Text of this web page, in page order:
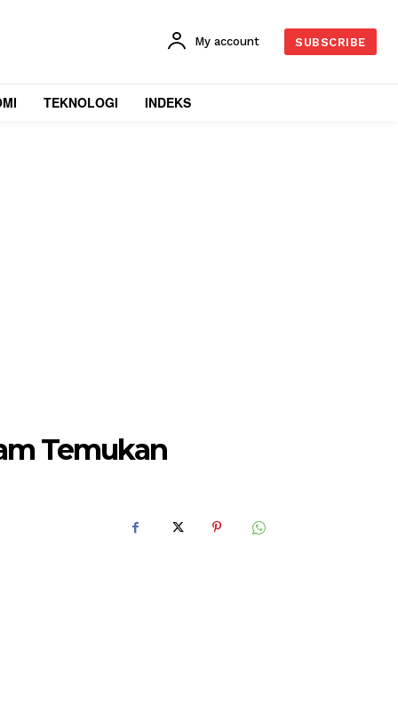
My account SUBSCRIBE
TEKNOLOGI INDEKS
Temukan